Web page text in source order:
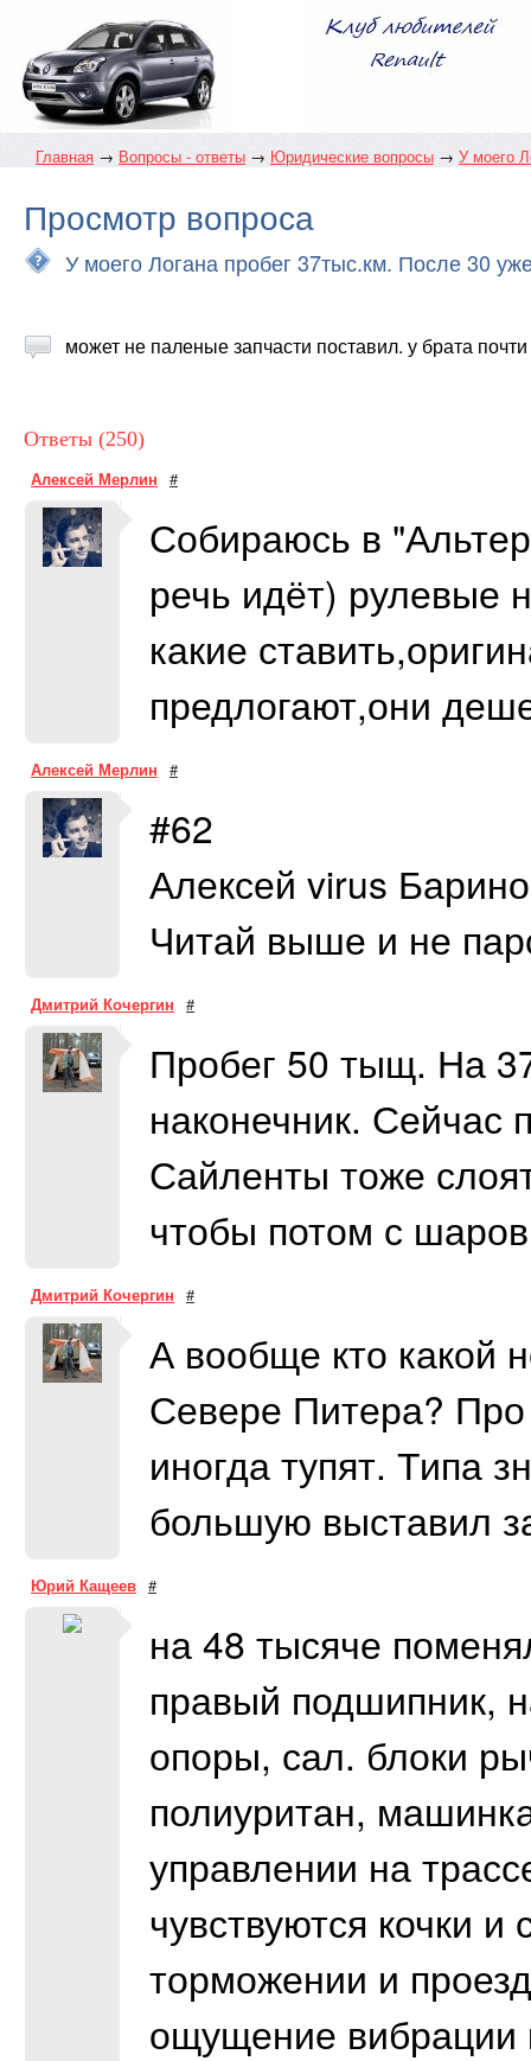
Главная → Вопросы - ответы → Юридические вопросы → У моего
Просмотр вопроса
У моего Логана пробег 37тыс.км. После 30
может не паленые запчасти поставил. у брата
Ответы (250)
Алексей Мерлин #
Собираюсь в
речь идёт) рулевые
какие
предлогают,они
Алексей Мерлин #
#62
Алексей virus
Читай выше и не
Дмитрий Кочергин #
Пробег 50 тыщ. На
наконечник.
Сайленты тоже
чтобы потом с
Дмитрий Кочергин #
А вообще кто какой
Севере Питера?
иногда тупят. Типа
большую выставил
Юрий Кащеев #
на 48 тысяче
правый подшипник,
опоры, сал. блоки
полиуритан,
управлении на
чувствуются кочки
торможении и
ощущение вибрации